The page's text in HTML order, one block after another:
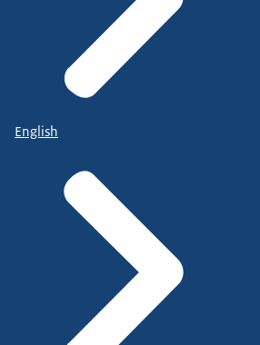
English